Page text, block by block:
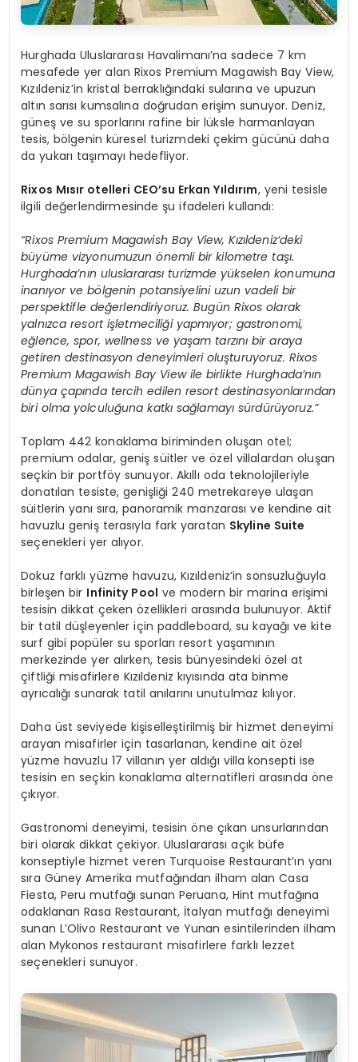
Hurghada Uluslararası Havalimanı’na sadece 7 km
mesafede yer alan Rixos Premium Magawish Bay View,
Kızıldeniz’in kristal berraklığındaki sularına ve upuzun
altın sarısı kumsalına doğrudan erişim sunuyor. Deniz,
güneş ve su sporlarını rafine bir lüksle harmanlayan
tesis, bölgenin küresel turizmdeki çekim gücünü daha
da yukarı taşımayı hedefliyor.
Rixos Mısır otelleri CEO’su Erkan Yıldırım, yeni tesisle
ilgili değerlendirmesinde şu ifadeleri kullandı:
“Rixos Premium Magawish Bay View, Kızıldeniz’deki
büyüme vizyonumuzun önemli bir kilometre taşı.
Hurghada’nın uluslararası turizmde yükselen konumuna
inanıyor ve bölgenin potansiyelini uzun vadeli bir
perspektifle değerlendiriyoruz. Bugün Rixos olarak
yalnızca resort işletmeciliği yapmıyor; gastronomi,
eğlence, spor, wellness ve yaşam tarzını bir araya
getiren destinasyon deneyimleri oluşturuyoruz. Rixos
Premium Magawish Bay View ile birlikte Hurghada’nın
dünya çapında tercih edilen resort destinasyonlarından
biri olma yolculuğuna katkı sağlamayı sürdürüyoruz.”
Toplam 442 konaklama biriminden oluşan otel;
premium odalar, geniş süitler ve özel villalardan oluşan
seçkin bir portföy sunuyor. Akıllı oda teknolojileriyle
donatılan tesiste, genişliği 240 metrekareye ulaşan
süitlerin yanı sıra, panoramik manzarası ve kendine ait
havuzlu geniş terasıyla fark yaratan Skyline Suite
seçenekleri yer alıyor.
Dokuz farklı yüzme havuzu, Kızıldeniz’in sonsuzluğuyla
birleşen bir Infinity Pool ve modern bir marina erişimi
tesisin dikkat çeken özellikleri arasında bulunuyor. Aktif
bir tatil düşleyenler için paddleboard, su kayağı ve kite
surf gibi popüler su sporları resort yaşamının
merkezinde yer alırken, tesis bünyesindeki özel at
çiftliği misafirlere Kızıldeniz kıyısında ata binme
ayrıcalığı sunarak tatil anılarını unutulmaz kılıyor.
Daha üst seviyede kişiselleştirilmiş bir hizmet deneyimi
arayan misafirler için tasarlanan, kendine ait özel
yüzme havuzlu 17 villanın yer aldığı villa konsepti ise
tesisin en seçkin konaklama alternatifleri arasında öne
çıkıyor.
Gastronomi deneyimi, tesisin öne çıkan unsurlarından
biri olarak dikkat çekiyor. Uluslararası açık büfe
konseptiyle hizmet veren Turquoise Restaurant’ın yanı
sıra Güney Amerika mutfağından ilham alan Casa
Fiesta, Peru mutfağı sunan Peruana, Hint mutfağına
odaklanan Rasa Restaurant, İtalyan mutfağı deneyimi
sunan L’Olivo Restaurant ve Yunan esintilerinden ilham
alan Mykonos restaurant misafirlere farklı lezzet
seçenekleri sunuyor.